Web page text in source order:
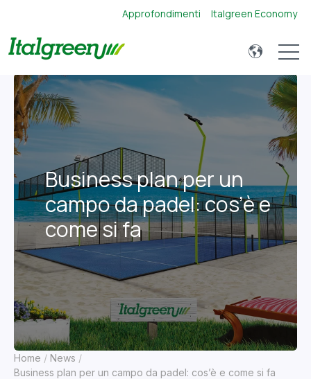
Approfondimenti Italgreen Economy
Open
Home
News
Business plan per un campo da padel: cos’è e come si fa
Business plan per un
campo da padel: cos’è e
come si fa